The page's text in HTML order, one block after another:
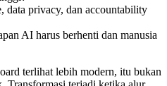
data privacy, dan accountability
AI harus berhenti dan manusia
terlihat lebih modern, itu bukan